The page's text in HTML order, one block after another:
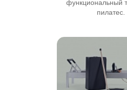
функциональный
пилатес.